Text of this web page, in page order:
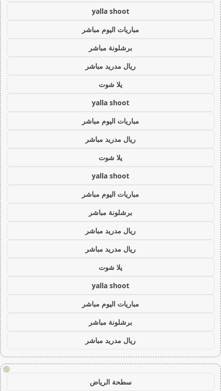
yalla shoot
مباريات اليوم مباشر
برشلونة مباشر
ريال مدريد مباشر
يلا شوت
yalla shoot
مباريات اليوم مباشر
ريال مدريد مباشر
يلا شوت
yalla shoot
مباريات اليوم مباشر
برشلونة مباشر
ريال مدريد مباشر
ريال مدريد مباشر
يلا شوت
yalla shoot
مباريات اليوم مباشر
برشلونة مباشر
ريال مدريد مباشر
!
سطحة الرياض